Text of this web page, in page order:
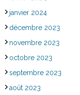
janvier 2024
décembre 2023
novembre 2023
octobre 2023
septembre 2023
août 2023